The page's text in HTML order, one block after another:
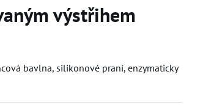
výstřihem
bavlna, silikonové praní, enzymaticky